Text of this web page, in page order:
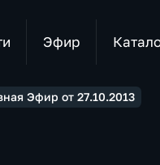
Эфир
Эфир от 27.10.2013